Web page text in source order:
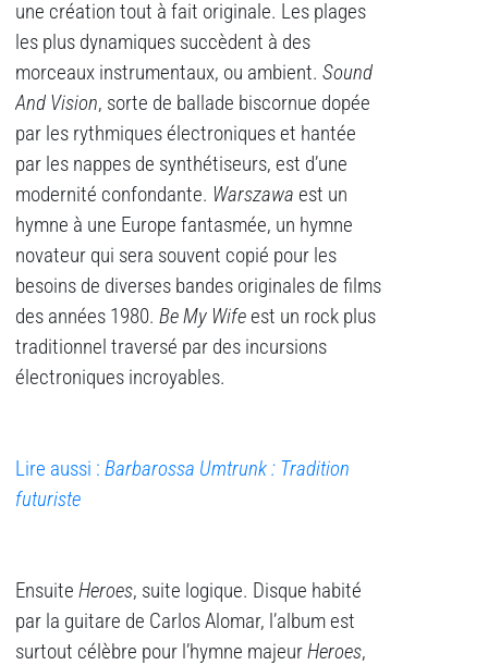
une création tout à fait originale. Les plages
les plus dynamiques succèdent à des
morceaux instrumentaux, ou ambient. Sound
And Vision, sorte de ballade biscornue dopée
par les rythmiques électroniques et hantée
par les nappes de synthétiseurs, est d’une
modernité confondante. Warszawa est un
hymne à une Europe fantasmée, un hymne
novateur qui sera souvent copié pour les
besoins de diverses bandes originales de films
des années 1980. Be My Wife est un rock plus
traditionnel traversé par des incursions
électroniques incroyables.
Lire aussi : Barbarossa Umtrunk : Tradition
futuriste
Ensuite Heroes, suite logique. Disque habité
par la guitare de Carlos Alomar, l’album est
surtout célèbre pour l’hymne majeurHeroes,